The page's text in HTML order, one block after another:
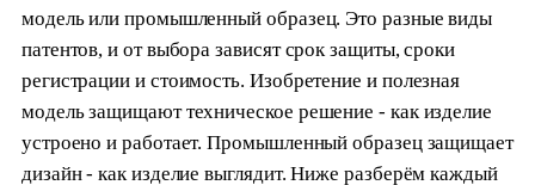
модель или промышленный образец. Это разные виды
патентов, и от выбора зависят срок защиты, сроки
регистрации и стоимость. Изобретение и полезная
модель защищают техническое решение - как изделие
устроено и работает. Промышленный образец защищает
дизайн - как изделие выглядит. Ниже разберём каждый